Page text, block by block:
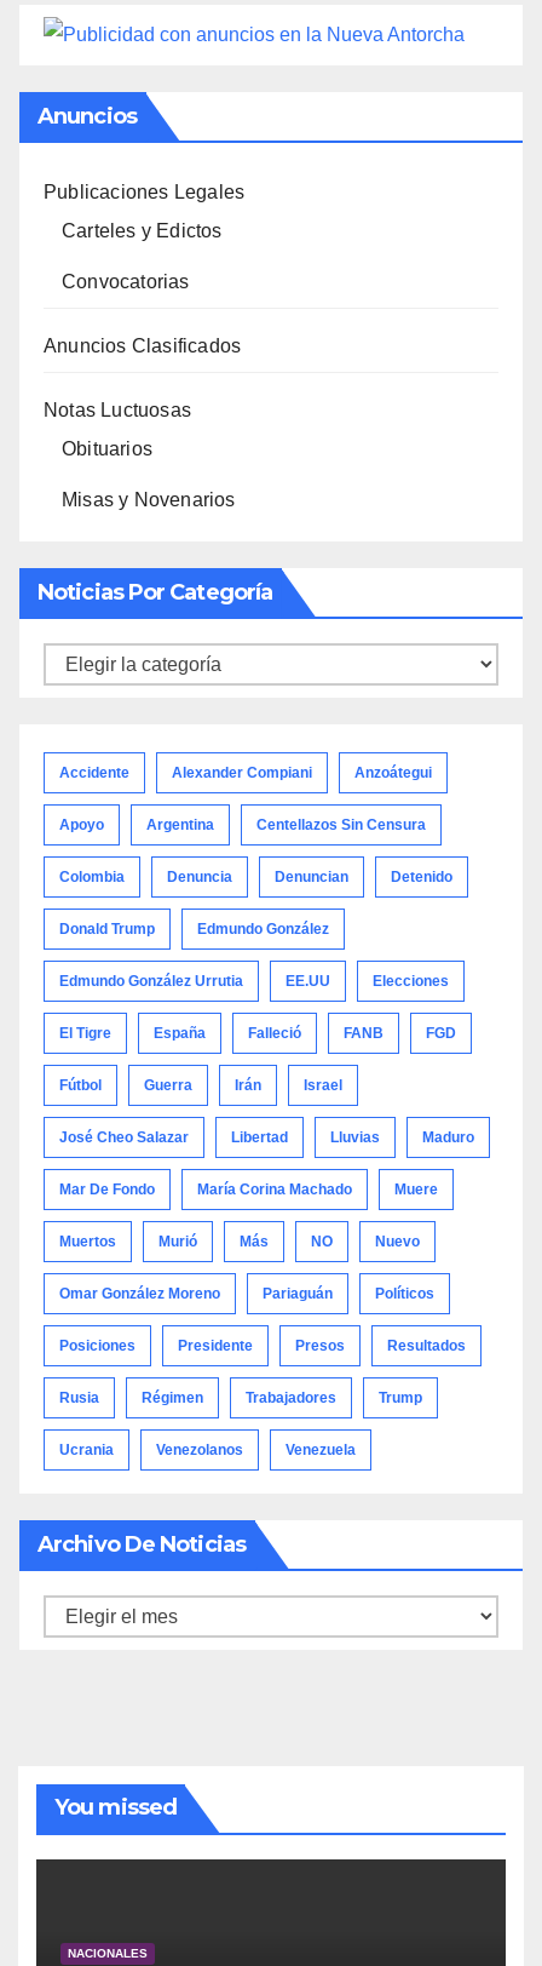
Anuncios
Publicaciones Legales
Carteles y Edictos
Convocatorias
Anuncios Clasificados
Notas Luctuosas
Obituarios
Misas y Novenarios
Noticias Por Categoría
Noticias
Accidente Alexander Compiani Anzoátegui
Apoyo Argentina Centellazos Sin Censura
Colombia Denuncia Denuncian Detenido
Donald Trump Edmundo González
Edmundo González Urrutia EE.UU Elecciones
El Tigre España Falleció FANB FGD
Fútbol Guerra Irán Israel
José Cheo Salazar Libertad Lluvias Maduro
Mar De Fondo María Corina Machado Muere
Muertos Murió Más NO Nuevo
Omar González Moreno Pariaguán Políticos
Posiciones Presidente Presos Resultados
Rusia Régimen Trabajadores Trump
Ucrania Venezolanos Venezuela
Archivo De Noticias
Archivo
You missed
NACIONALES